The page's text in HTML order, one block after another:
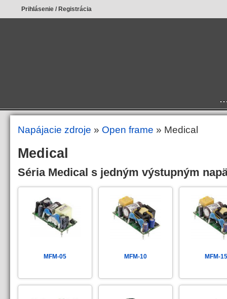
Prihlásenie / Registrácia
Napájacie zdroje » Open frame » Medical
Medical
Séria Medical s jedným výstupným
MFM-05 MFM-10 MFM-15